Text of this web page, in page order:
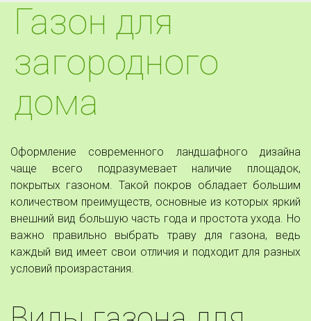
Газон для
загородного
дома
Оформление современного ландшафного дизайна
чаще всего подразумевает наличие площадок,
покрытых газоном. Такой покров обладает большим
количеством преимуществ, основные из которых яркий
внешний вид большую часть года и простота ухода. Но
важно правильно выбрать траву для газона, ведь
каждый вид имеет свои отличия и подходит для разных
условий произрастания.